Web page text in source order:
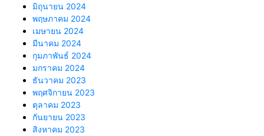
มิถุนายน 2024
พฤษภาคม 2024
เมษายน 2024
มีนาคม 2024
กุมภาพันธ์ 2024
มกราคม 2024
ธันวาคม 2023
พฤศจิกายน 2023
ตุลาคม 2023
กันยายน 2023
สิงหาคม 2023